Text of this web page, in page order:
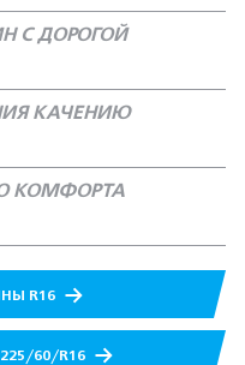
С ДОРОГОЙ
КАЧЕНИЮ
КОМФОРТА
R16
60/R16